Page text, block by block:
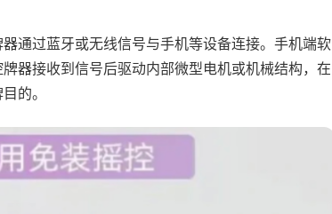
通过蓝牙或无线信号与手机等设备连接。手机端软
器接收到信号后驱动内部微型电机或机械结构，在
的。